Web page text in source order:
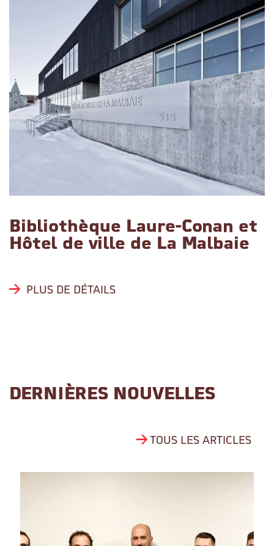
Bibliothèque Laure-Conan et
Hôtel de ville de La Malbaie
PLUS DE DÉTAILS
DERNIÈRES NOUVELLES
TOUS LES ARTICLES